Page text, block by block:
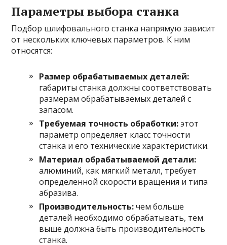
Параметры выбора станка
Подбор шлифовального станка напрямую зависит
от нескольких ключевых параметров. К ним
относятся:
Размер обрабатываемых деталей:
габариты станка должны соответствовать
размерам обрабатываемых деталей с
запасом.
Требуемая точность обработки:этот
параметр определяет класс точности
станка и его технические характеристики.
Материал обрабатываемой детали:
алюминий, как мягкий металл, требует
определенной скорости вращения и типа
абразива.
Производительность:чем больше
деталей необходимо обрабатывать, тем
выше должна быть производительность
станка.